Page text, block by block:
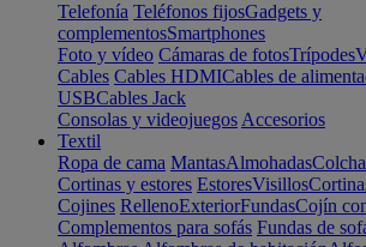
Telefonía Teléfonos fijosGadgets y
complementosSmartphones
Foto y vídeo Cámaras de fotosTrípodes
Cables Cables HDMICables de
USBCables Jack
Consolas y videojuegos Accesorios
Textil
Ropa de cama MantasAlmohadas
Cortinas y estores EstoresVisillos
Cojines RellenoExteriorFundasCojín
Complementos para sofás Fundas de